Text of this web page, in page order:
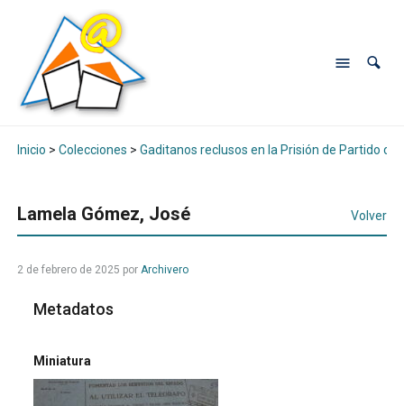
Inicio > Colecciones > Gaditanos reclusos en la Prisión de Partido de
Lamela Gómez, José Volver
2 de febrero de 2025 por Archivero
Metadatos
Miniatura